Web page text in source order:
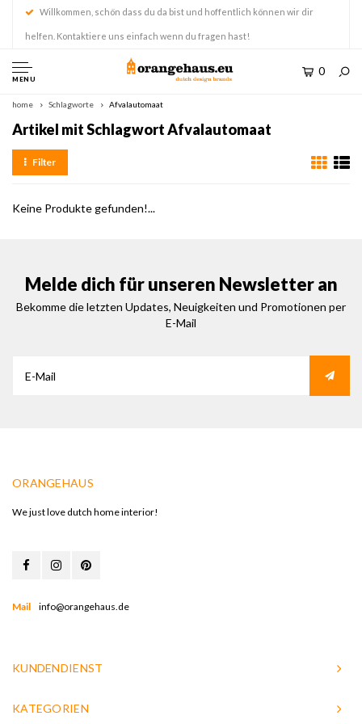
Willkommen, schön dass du da bist und hoffentlich können wir dir
helfen. Kontaktiere uns einfach wenn du fragen hast!
MENU
0
home Schlagworte Afvalautomaat
Artikel mit Schlagwort Afvalautomaat
Filter
Keine Produkte gefunden!...
Melde dich für unseren Newsletter an
Bekomme die letzten Updates, Neuigkeiten und Promotionen per
E-Mail
ORANGEHAUS
We just love dutch home interior!
Mail info@orangehaus.de
KUNDENDIENST
KATEGORIEN